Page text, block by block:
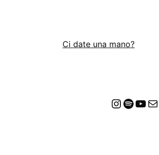
Ci date una mano?